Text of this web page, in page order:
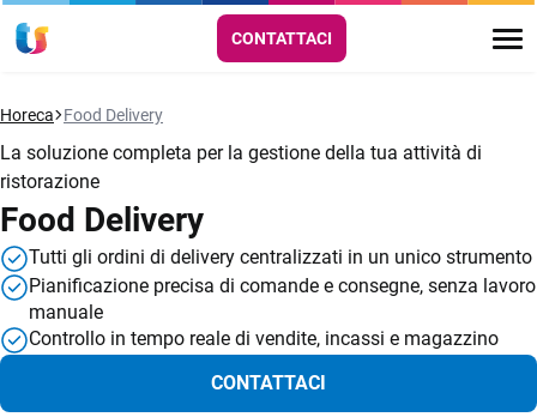
CONTATTACI
Horeca Food Delivery
La soluzione completa per la gestione della tua attività di
ristorazione
Food Delivery
Tutti gli ordini di delivery centralizzati in un unico strumento
Pianificazione precisa di comande e consegne, senza lavoro
manuale
Controllo in tempo reale di vendite, incassi e magazzino
CONTATTACI